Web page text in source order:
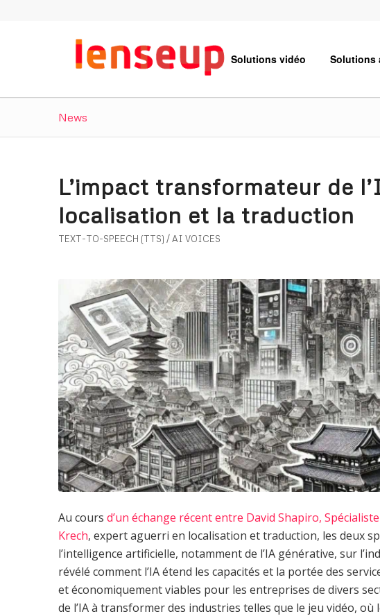
Solutions vidéo Solutions
News
L’impact transformateur de
localisation et la traduction
TEXT-TO-SPEECH (TTS) / AI VOICES
Au cours d’un échange récent entre David Shapiro,
Krech, expert aguerri en localisation et traduction, les deux
l’intelligence artificielle, notamment de l’IA générative, sur
révélé comment l’IA étend les capacités et la portée des
et économiquement viables pour les entreprises de divers
de l’IA à transformer des industries telles que le jeu vidéo,